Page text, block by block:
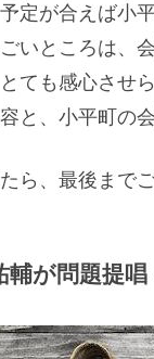
定が合えば小
いところは、
ても感心させ
と、小平町の
ら、最後まで
輔が問題提